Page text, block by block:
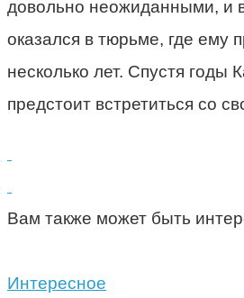
довольно неожиданными, и
оказался в тюрьме, где ему
несколько лет. Спустя годы
предстоит встретиться со
Вам также может быть
Интересное